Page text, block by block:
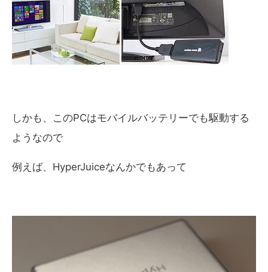
しかも、このPCはモバイルバッテリーでも駆動する
ようなので
例えば、HyperJuiceなんかでもあって